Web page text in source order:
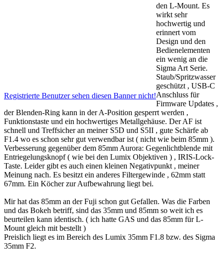
Registrierte Benutzer sehen diesen Banner nicht!
den L-Mount. Es
wirkt sehr
hochwertig und
erinnert vom
Design und den
Bedienelementen
ein wenig an die
Sigma Art Serie.
Staub/Spritzwasser
geschützt , USB-C
Anschluss für
Firmware Updates ,
der Blenden-Ring kann in der A-Position gesperrt werden ,
Funktionstaste und ein hochwertiges Metallgehäuse. Der AF ist
schnell und Treffsicher an meiner S5D und S5II , gute Schärfe ab
F1.4 wo es schon sehr gut verwendbar ist ( nicht wie beim 85mm ).
Verbesserung gegenüber dem 85mm Aurora: Gegenlichtblende mit
Entriegelungsknopf ( wie bei den Lumix Objektiven ) , IRIS-Lock-
Taste. Leider gibt es auch einen kleinen Negativpunkt , meiner
Meinung nach. Es besitzt ein anderes Filtergewinde , 62mm statt
67mm. Ein Köcher zur Aufbewahrung liegt bei.
Mir hat das 85mm an der Fuji schon gut Gefallen. Was die Farben
und das Bokeh betriff, sind das 35mm und 85mm so weit ich es
beurteilen kann identisch. ( ich hatte GAS und das 85mm für L-
Mount gleich mit bestellt )
Preislich liegt es im Bereich des Lumix 35mm F1.8 bzw. des Sigma
35mm F2.